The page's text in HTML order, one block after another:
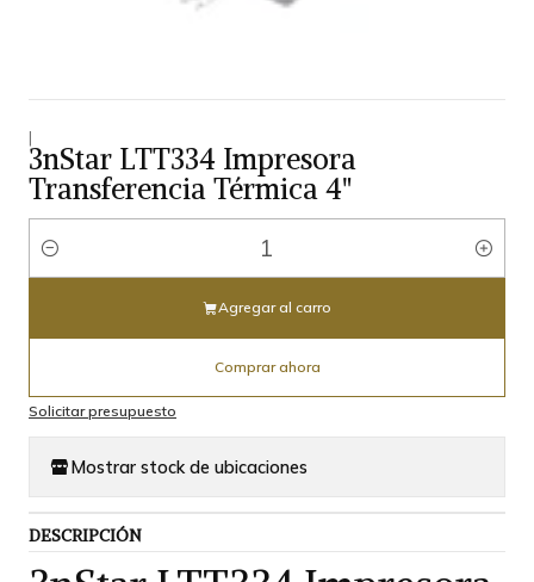
|
3nStar LTT334 Impresora
Transferencia Térmica 4"
Cantidad
Agregar al carro
Comprar ahora
Solicitar presupuesto
Mostrar stock de ubicaciones
DESCRIPCIÓN